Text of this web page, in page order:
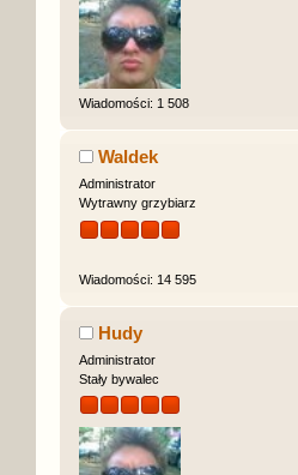
Wiadomości: 1 508
Waldek
Administrator
Wytrawny grzybiarz
Wiadomości: 14 595
Hudy
Administrator
Stały bywalec